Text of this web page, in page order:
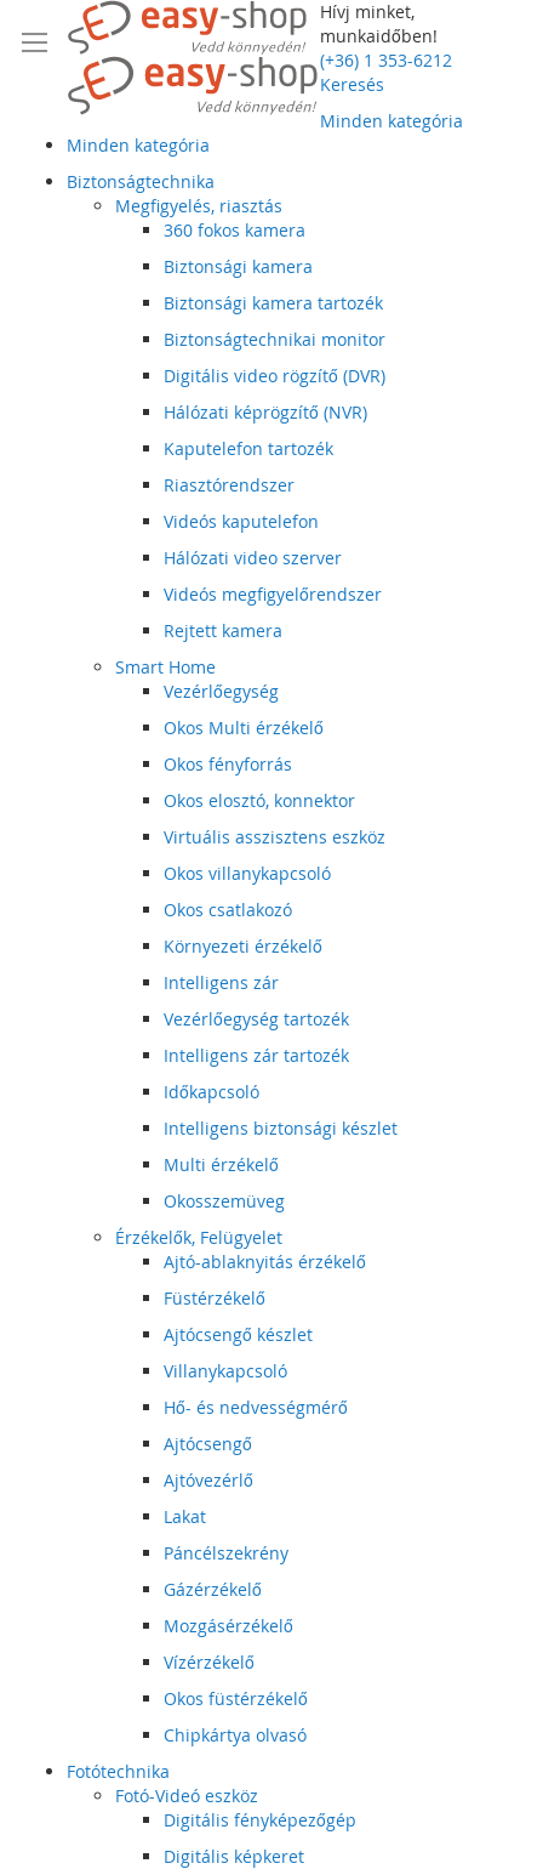
Hívj minket,
munkaidőben!
(+36) 1 353-6212
Keresés
Minden kategória
Minden kategória
Biztonságtechnika
Megfigyelés, riasztás
360 fokos kamera
Biztonsági kamera
Biztonsági kamera tartozék
Biztonságtechnikai monitor
Digitális video rögzítő (DVR)
Hálózati képrögzítő (NVR)
Kaputelefon tartozék
Riasztórendszer
Videós kaputelefon
Hálózati video szerver
Videós megfigyelőrendszer
Rejtett kamera
Smart Home
Vezérlőegység
Okos Multi érzékelő
Okos fényforrás
Okos elosztó, konnektor
Virtuális asszisztens eszköz
Okos villanykapcsoló
Okos csatlakozó
Környezeti érzékelő
Intelligens zár
Vezérlőegység tartozék
Intelligens zár tartozék
Időkapcsoló
Intelligens biztonsági készlet
Multi érzékelő
Okosszemüveg
Érzékelők, Felügyelet
Ajtó-ablaknyitás érzékelő
Füstérzékelő
Ajtócsengő készlet
Villanykapcsoló
Hő- és nedvességmérő
Ajtócsengő
Ajtóvezérlő
Lakat
Páncélszekrény
Gázérzékelő
Mozgásérzékelő
Vízérzékelő
Okos füstérzékelő
Chipkártya olvasó
Fotótechnika
Fotó-Videó eszköz
Digitális fényképezőgép
Digitális képkeret